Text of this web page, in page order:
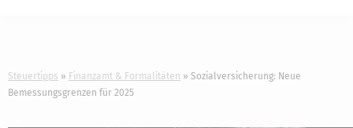
Steuertipps Finanzamt & Formalitäten
Sozialversicherung: Neue
Bemessungsgrenzen für 2025